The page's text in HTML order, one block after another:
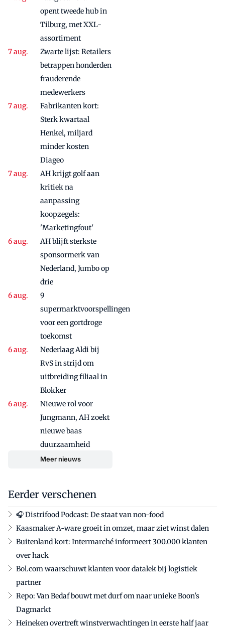
opent tweede hub in
Tilburg, met XXL-
assortiment
Zwarte lijst: Retailers
betrappen honderden
frauderende
medewerkers
Fabrikanten kort:
Sterk kwartaal
Henkel, miljard
minder kosten
Diageo
AH krijgt golf aan
kritiek na
aanpassing
koopzegels:
'Marketingfout'
AH blijft sterkste
sponsormerk van
Nederland, Jumbo op
drie
9
supermarktvoorspellingen
voor een gortdroge
toekomst
Nederlaag Aldi bij
RvS in strijd om
uitbreiding filiaal in
Blokker
Nieuwe rol voor
Jungmann, AH zoekt
nieuwe baas
duurzaamheid
Meer nieuws
Eerder verschenen
🎧 Distrifood Podcast: De staat van non-food
Kaasmaker A-ware groeit in omzet, maar ziet winst dalen
Buitenland kort: Intermarché informeert 300.000 klanten
over hack
Bol.com waarschuwt klanten voor datalek bij logistiek
partner
Repo: Van Bedaf bouwt met durf om naar unieke Boon's
Dagmarkt
Heineken overtreft winstverwachtingen in eerste half jaar